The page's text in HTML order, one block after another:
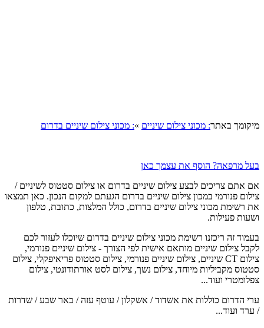
מיקומך באתר: מכוני צילום שיניים »: מכוני צילום שיניים בדרום
בעל מרפאה? הוסף את עצמך כאן
אם אתם צריכים לבצע צילום שיניים בדרום או צילום סטטוס לשיניים /
צילום פנורמי במכון צילום שיניים בדרום הגעתם למקום הנכון. כאן תמצאו
את רשימת מכוני צילום שיניים בדרום, כולל המלצות, כתובת, טלפון
ושעות פעילות.
בעמוד זה ריכזנו רשימת מכוני צילום שיניים בדרום שיוכלו לעזור לכם
לקבל צילום שיניים מותאם אישית לפי הצורך - צילום שיניים פנורמי,
צילום CT שיניים, צילום שיניים פנורמי, צילום סטטוס פריאיפקלי, צילום
סטטוס מקביליות מיוחד, צילום נשך, צילום לסט אורתודונטי, צילום
צפלומטרי ועוד...
ערי הדרום כוללות את אשדוד / אשקלון / עוטף עזה / באר שבע / שדרות
/ ערד ועוד...